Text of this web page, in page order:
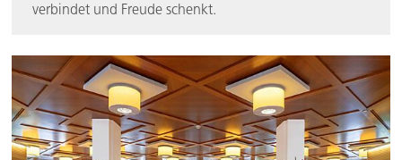
verbindet und Freude schenkt.